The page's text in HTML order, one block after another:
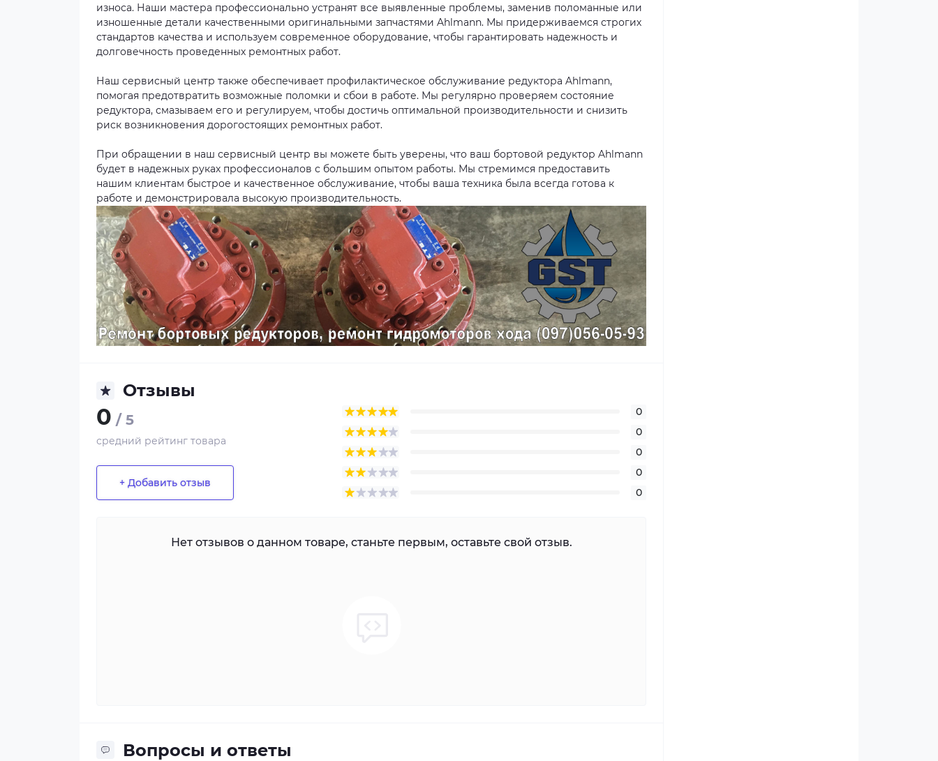
износа. Наши мастера профессионально устранят все выявленные проблемы, заменив поломанные или
изношенные детали качественными оригинальными запчастями Ahlmann. Мы придерживаемся строгих
стандартов качества и используем современное оборудование, чтобы гарантировать надежность и
долговечность проведенных ремонтных работ.
Наш сервисный центр также обеспечивает профилактическое обслуживание редуктора Ahlmann,
помогая предотвратить возможные поломки и сбои в работе. Мы регулярно проверяем состояние
редуктора, смазываем его и регулируем, чтобы достичь оптимальной производительности и снизить
риск возникновения дорогостоящих ремонтных работ.
При обращении в наш сервисный центр вы можете быть уверены, что ваш бортовой редуктор Ahlmann
будет в надежных руках профессионалов с большим опытом работы. Мы стремимся предоставить
нашим клиентам быстрое и качественное обслуживание, чтобы ваша техника была всегда готова к
работе и демонстрировала высокую производительность.
Отзывы
0 / 5
средний рейтинг товара
+ Добавить отзыв
0
0
0
0
0
Нет отзывов о данном товаре, станьте первым, оставьте свой отзыв.
Вопросы и ответы